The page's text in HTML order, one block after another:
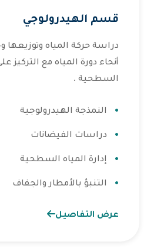
قسم الهيدرولوجي
دراسة حركة المياه وتوزيعها
أنحاء دورة المياه مع التركيز
السطحية .
النمذجة الهيدرولوجية
دراسات الفيضانات
إدارة المياه السطحية
التنبؤ بالأمطار والجفاف
عرض التفاصيل